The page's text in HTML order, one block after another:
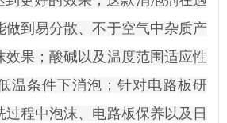
做到易分散、不于空气中杂质产
效果；酸碱以及温度范围适应性
温条件下消泡；针对电路板研
程中泡沫、电路板保养以及日